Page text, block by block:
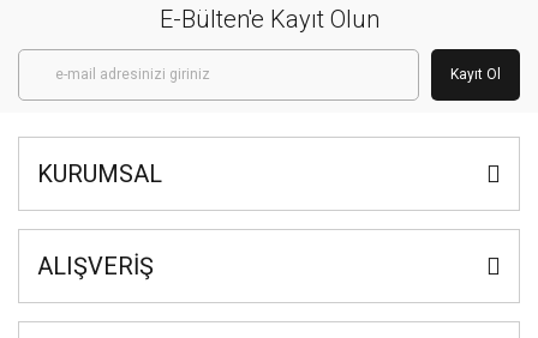
E-Bülten'e Kayıt Olun
Kayıt Ol
KURUMSAL
ALIŞVERİŞ